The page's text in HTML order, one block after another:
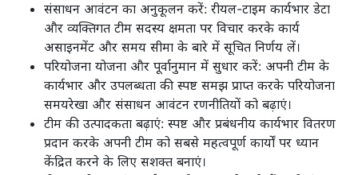
संसाधन आवंटन का अनुकूलन करें: रीयल-टाइम कार्यभार डेटा
और व्यक्तिगत टीम सदस्य क्षमता पर विचार करके कार्य
असाइनमेंट और समय सीमा के बारे में सूचित निर्णय लें।
परियोजना योजना और पूर्वानुमान में सुधार करें: अपनी टीम के
कार्यभार और उपलब्धता की स्पष्ट समझ प्राप्त करके परियोजना
समयरेखा और संसाधन आवंटन रणनीतियों को बढ़ाएं।
टीम की उत्पादकता बढ़ाएं: स्पष्ट और प्रबंधनीय कार्यभार वितरण
प्रदान करके अपनी टीम को सबसे महत्वपूर्ण कार्यों पर ध्यान
केंद्रित करने के लिए सशक्त बनाएं।